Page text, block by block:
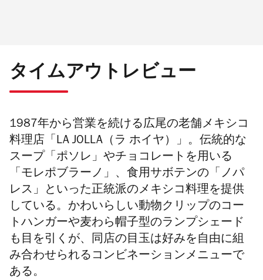
タイムアウトレビュー
1987年から営業を続ける広尾の老舗メキシコ
料理店「LA JOLLA（ラ ホイヤ）」。伝統的な
スープ「ポソレ」やチョコレートを用いる
「モレポブラーノ」、食用サボテンの「ノパ
レス」といった正統派のメキシコ料理を提供
している。かわいらしい動物クリップのコー
トハンガーや麦わら帽子型のランプシェード
も目を引くが、同店の目玉は好みを自由に組
み合わせられるコンビネーションメニューで
ある。